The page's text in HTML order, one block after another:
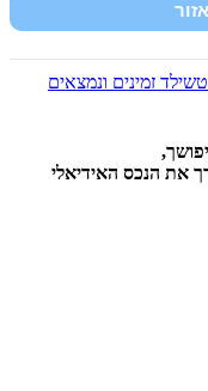
זמינים ונמצאים
את הנכס האידיאלי